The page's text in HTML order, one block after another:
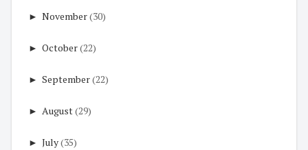
► November(30)
► October(22)
► September(22)
► August(29)
► July(35)